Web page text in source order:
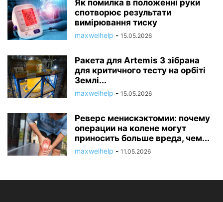
Як помилка в положенні руки
спотворює результати
вимірювання тиску
maxwelhelp - 15.05.2026
Ракета для Artemis 3 зібрана
для критичного тесту на орбіті
Землі...
maxwelhelp - 15.05.2026
Реверс менискэктомии: почему
операции на колене могут
приносить больше вреда, чем...
maxwelhelp - 11.05.2026